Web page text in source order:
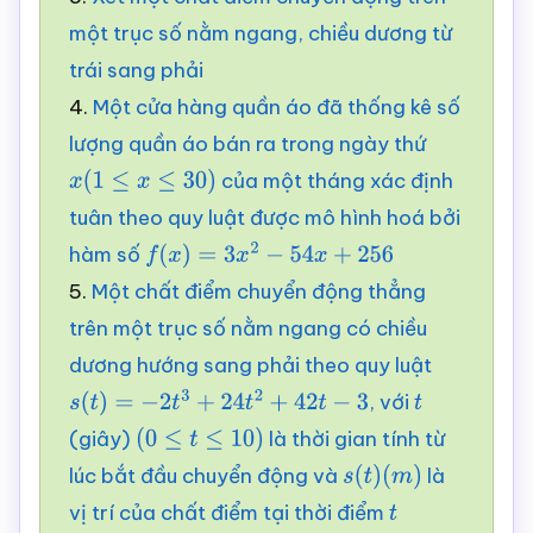
một trục số nằm ngang, chiều dương từ
trái sang phải
4. Một cửa hàng quần áo đã thống kê số
lượng quần áo bán ra trong ngày thứ
x(1≤ x≤ 30 )
của một tháng xác định
tuân theo quy luật được mô hình hoá bởi
hàm số f(x)= 3x 2−54x +256
5. Một chất điểm chuyển động thẳng
trên một trục số nằm ngang có chiều
dương hướng sang phải theo quy luật
s(t) =− 2t3+24t 2+42 t− 3 , với t
(giây) (0 ≤t≤ 10)
là thời gian tính từ
lúc bắt đầu chuyển động và s(t)(m) là
vị trí của chất điểm tại thời điểm t